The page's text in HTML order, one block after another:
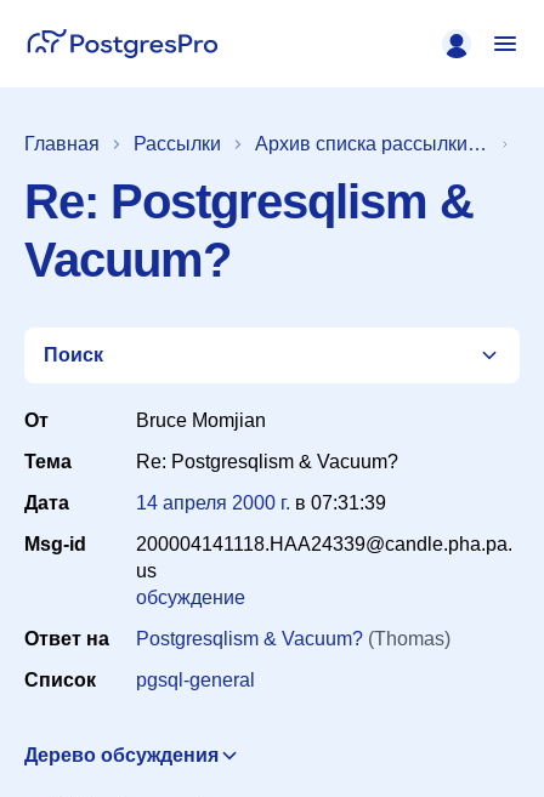
Главная Рассылки Архив списка рассылки [pgsql-general]
Re: Postgresqlism &
Vacuum?
Поиск
Период
Сортировка
От
Bruce Momjian
Тема
Re: Postgresqlism & Vacuum?
Дата
14 апреля 2000 г. в 07:31:39
Msg-id
200004141118.HAA24339@candle.pha.pa.
us
обсуждение
Ответ на
Postgresqlism & Vacuum? (Thomas)
Список
pgsql-general
Дерево обсуждения